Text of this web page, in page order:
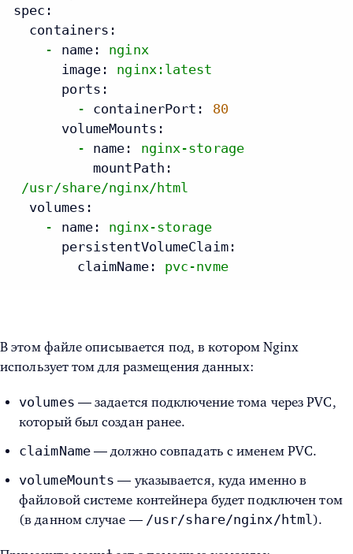
spec:
containers:
-
name:
nginx
image:
nginx:latest
ports:
-
containerPort:
80
volumeMounts:
-
name:
nginx-storage
mountPath:
/usr/share/nginx/html
volumes:
-
name:
nginx-storage
persistentVolumeClaim:
claimName:
pvc-nvme
В этом файле описывается под, в котором Nginx
использует том для размещения данных:
volumes — задается подключение тома через PVC,
который был создан ранее.
claimName— должно совпадать с именем PVC.
volumeMounts — указывается, куда именно в
файловой системе контейнера будет подключен том
(в данном случае — /usr/share/nginx/html).